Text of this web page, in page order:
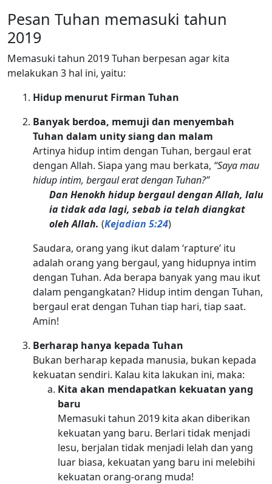
Pesan Tuhan memasuki tahun
2019
Memasuki tahun 2019 Tuhan berpesan agar kita
melakukan 3 hal ini, yaitu:
Hidup menurut Firman Tuhan
Banyak berdoa, memuji dan menyembah
Tuhan dalam unity siang dan malam
Artinya hidup intim dengan Tuhan, bergaul erat
dengan Allah. Siapa yang mau berkata, “Saya mau
hidup intim, bergaul erat dengan Tuhan?”
Dan Henokh hidup bergaul dengan Allah, lalu
ia tidak ada lagi, sebab ia telah diangkat
oleh Allah. (Kejadian 5:24)
Saudara, orang yang ikut dalam ‘rapture’ itu
adalah orang yang bergaul, yang hidupnya intim
dengan Tuhan. Ada berapa banyak yang mau ikut
dalam pengangkatan? Hidup intim dengan Tuhan,
bergaul erat dengan Tuhan tiap hari, tiap saat.
Amin!
Berharap hanya kepada Tuhan
Bukan berharap kepada manusia, bukan kepada
kekuatan sendiri. Kalau kita lakukan ini, maka:
Kita akan mendapatkan kekuatan yang
baru
Memasuki tahun 2019 kita akan diberikan
kekuatan yang baru. Berlari tidak menjadi
lesu, berjalan tidak menjadi lelah dan yang
luar biasa, kekuatan yang baru ini melebihi
kekuatan orang-orang muda!